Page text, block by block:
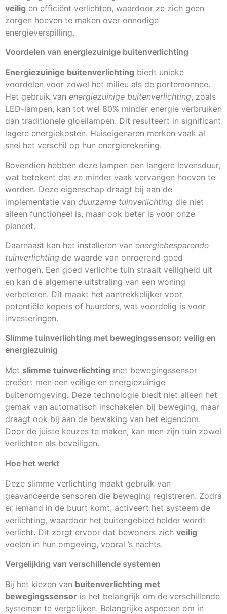
veilig en efficiënt verlichten, waardoor ze zich geen
zorgen hoeven te maken over onnodige
energieverspilling.
Voordelen van energiezuinige buitenverlichting
Energiezuinige buitenverlichting biedt unieke
voordelen voor zowel het milieu als de portemonnee.
Het gebruik van energiezuinige buitenverlichting, zoals
LED-lampen, kan tot wel 80% minder energie verbruiken
dan traditionele gloeilampen. Dit resulteert in significant
lagere energiekosten. Huiseigenaren merken vaak al
snel het verschil op hun energierekening.
Bovendien hebben deze lampen een langere levensduur,
wat betekent dat ze minder vaak vervangen hoeven te
worden. Deze eigenschap draagt bij aan de
implementatie van duurzame tuinverlichting die niet
alleen functioneel is, maar ook beter is voor onze
planeet.
Daarnaast kan het installeren van energiebesparende
tuinverlichting de waarde van onroerend goed
verhogen. Een goed verlichte tuin straalt veiligheid uit
en kan de algemene uitstraling van een woning
verbeteren. Dit maakt het aantrekkelijker voor
potentiële kopers of huurders, wat voordelig is voor
investeringen.
Slimme tuinverlichting met bewegingssensor: veilig en
energiezuinig
Met slimme tuinverlichting met bewegingssensor
creëert men een veilige en energiezuinige
buitenomgeving. Deze technologie biedt niet alleen het
gemak van automatisch inschakelen bij beweging, maar
draagt ook bij aan de bewaking van het eigendom.
Door de juiste keuzes te maken, kan men zijn tuin zowel
verlichten als beveiligen.
Hoe het werkt
Deze slimme verlichting maakt gebruik van
geavanceerde sensoren die beweging registreren. Zodra
er iemand in de buurt komt, activeert het systeem de
verlichting, waardoor het buitengebied helder wordt
verlicht. Dit zorgt ervoor dat bewoners zich veilig
voelen in hun omgeving, vooral ’s nachts.
Vergelijking van verschillende systemen
Bij het kiezen van buitenverlichting met
bewegingssensor is het belangrijk om de verschillende
systemen te vergelijken. Belangrijke aspecten om in